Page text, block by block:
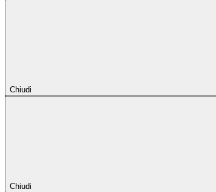
Chiudi
Chiudi